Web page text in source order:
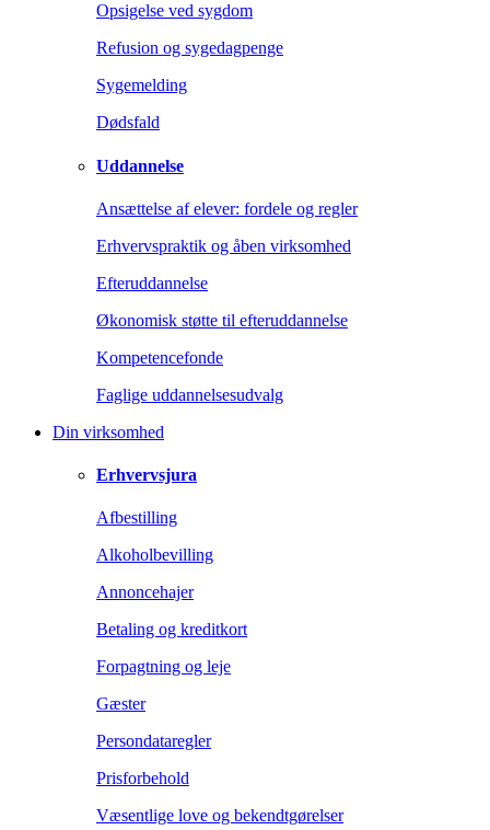
Opsigelse ved sygdom
Refusion og sygedagpenge
Sygemelding
Dødsfald
Uddannelse
Ansættelse af elever: fordele og regler
Erhvervspraktik og åben virksomhed
Efteruddannelse
Økonomisk støtte til efteruddannelse
Kompetencefonde
Faglige uddannelsesudvalg
Din virksomhed
Erhvervsjura
Afbestilling
Alkoholbevilling
Annoncehajer
Betaling og kreditkort
Forpagtning og leje
Gæster
Persondataregler
Prisforbehold
Væsentlige love og bekendtgørelser